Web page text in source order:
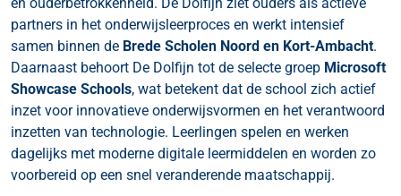
partners in het onderwijsleerproces en werkt intensief
samen binnen de Brede Scholen Noord en Kort-Ambacht.
Daarnaast behoort De Dolfijn tot de selecte groep Microsoft
Showcase Schools, wat betekent dat de school zich actief
inzet voor innovatieve onderwijsvormen en het verantwoord
inzetten van technologie. Leerlingen spelen en werken
dagelijks met moderne digitale leermiddelen en worden zo
voorbereid op een snel veranderende maatschappij.